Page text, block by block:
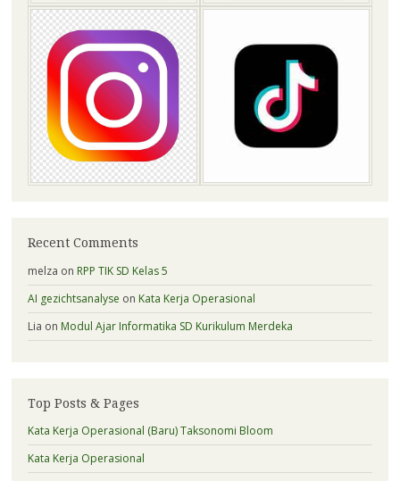
Recent Comments
melza on RPP TIK SD Kelas 5
AI gezichtsanalyse on Kata Kerja Operasional
Lia on Modul Ajar Informatika SD Kurikulum Merdeka
Top Posts & Pages
Kata Kerja Operasional (Baru) Taksonomi Bloom
Kata Kerja Operasional